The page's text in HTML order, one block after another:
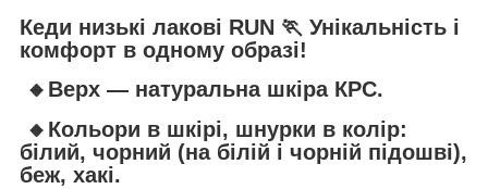
Кеди низькі лакові RUN 🏃 Унікальність і
комфорт в одному образі!
🔸Верх — натуральна шкіра КРС.
🔸Кольори в шкірі, шнурки в колір:
білий, чорний (на білій і чорній підошві),
беж, хакі.